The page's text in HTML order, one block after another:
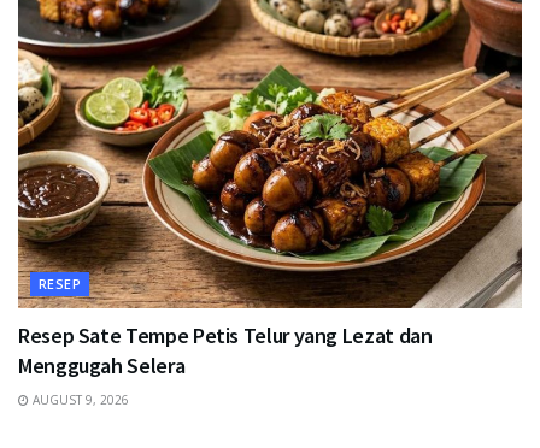
RESEP
Resep Sate Tempe Petis Telur yang Lezat dan
Menggugah Selera
AUGUST 9, 2026